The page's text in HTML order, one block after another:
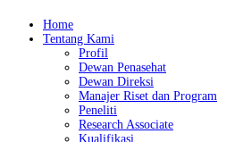
Home
Tentang Kami
Profil
Dewan Penasehat
Dewan Direksi
Manajer Riset dan Program
Peneliti
Research Associate
Kualifikasi